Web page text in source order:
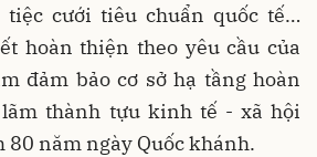
cưới tiêu chuẩn quốc tế…
hoàn thiện theo yêu cầu của
đảm bảo cơ sở hạ tầng hoàn
thành tựu kinh tế - xã hội
năm ngày Quốc khánh.